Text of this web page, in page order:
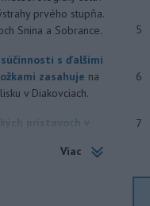
prvého stupňa.
Snina a Sobrance.
s ďalšími
zasahuje na
v Diakovciach.
prístavoch v
zaznamenali
Viac
5
6
7